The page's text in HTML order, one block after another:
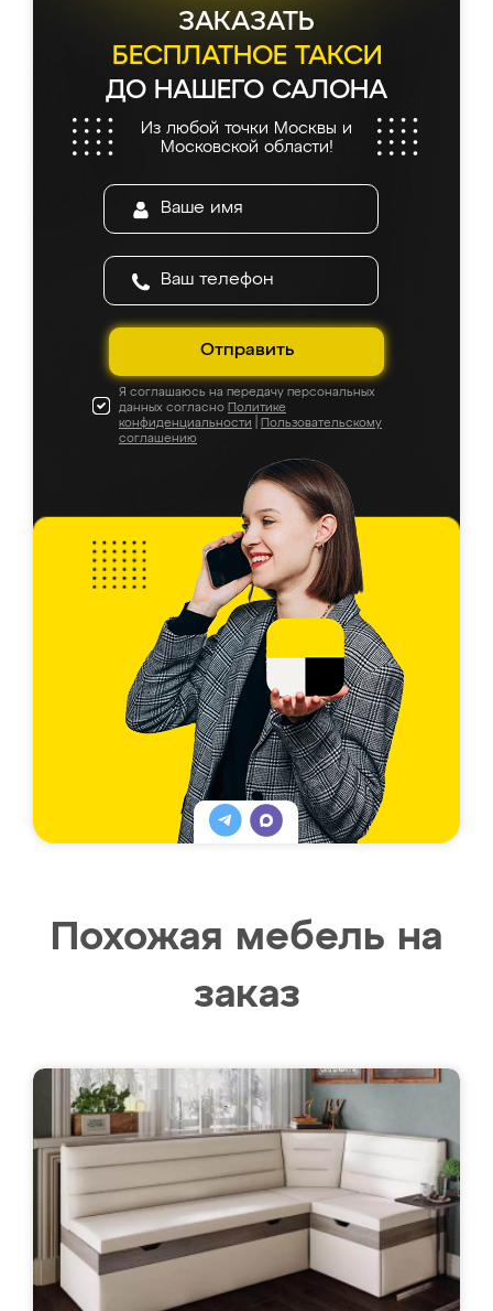
ЗАКАЗАТЬ
БЕСПЛАТНОЕ ТАКСИ
ДО НАШЕГО САЛОНА
Из любой точки Москвы и
Московской области!
Отправить
Я соглашаюсь на передачу персональных
данных согласно Политике
конфиденциальности
Пользовательскому
соглашению
Похожая мебель на
заказ